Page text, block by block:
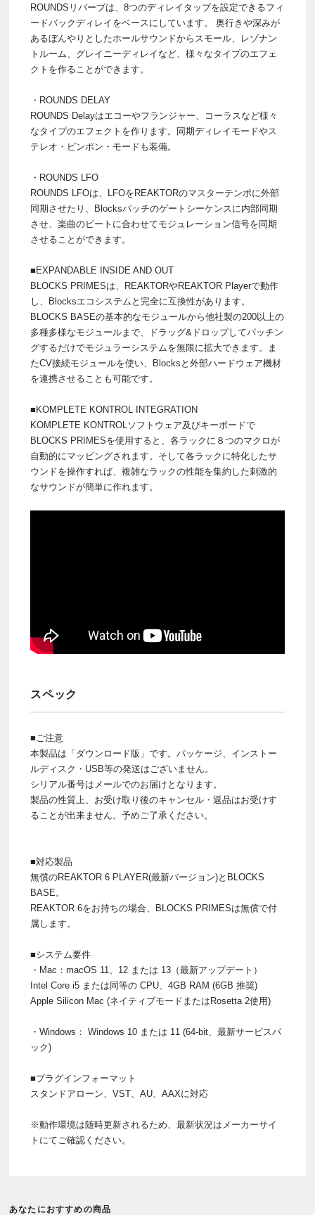
ROUNDSリバーブは、8つのディレイタップを設定できるフィ
ードバックディレイをベースにしています。 奥行きや深みが
あるぼんやりとしたホールサウンドからスモール、レゾナン
トルーム、グレイニーディレイなど、様々なタイプのエフェ
クトを作ることができます。
・ROUNDS DELAY
ROUNDS Delayはエコーやフランジャー、コーラスなど様々
なタイプのエフェクトを作ります。同期ディレイモードやス
テレオ・ピンポン・モードも装備。
・ROUNDS LFO
ROUNDS LFOは、LFOをREAKTORのマスターテンポに外部
同期させたり、Blocksパッチのゲートシーケンスに内部同期
させ、楽曲のビートに合わせてモジュレーション信号を同期
させることができます。
■EXPANDABLE INSIDE AND OUT
BLOCKS PRIMESは、REAKTORやREAKTOR Playerで動作
し、Blocksエコシステムと完全に互換性があります。
BLOCKS BASEの基本的なモジュールから他社製の200以上の
多種多様なモジュールまで、ドラッグ&ドロップしてパッチン
グするだけでモジュラーシステムを無限に拡大できます。ま
たCV接続モジュールを使い、Blocksと外部ハードウェア機材
を連携させることも可能です。
■KOMPLETE KONTROL INTEGRATION
KOMPLETE KONTROLソフトウェア及びキーボードで
BLOCKS PRIMESを使用すると、各ラックに８つのマクロが
自動的にマッピングされます。そして各ラックに特化したサ
ウンドを操作すれば、複雑なラックの性能を集約した刺激的
なサウンドが簡単に作れます。
スペック
■ご注意
本製品は「ダウンロード版」です。パッケージ、インストー
ルディスク・USB等の発送はございません。
シリアル番号はメールでのお届けとなります。
製品の性質上、お受け取り後のキャンセル・返品はお受けす
ることが出来ません。予めご了承ください。
■対応製品
無償のREAKTOR 6 PLAYER(最新バージョン)とBLOCKS
BASE。
REAKTOR 6をお持ちの場合、BLOCKS PRIMESは無償で付
属します。
■システム要件
・Mac：macOS 11、12 または 13（最新アップデート）
Intel Core i5 または同等の CPU、4GB RAM (6GB 推奨)
Apple Silicon Mac (ネイティブモードまたはRosetta 2使用)
・Windows： Windows 10 または 11 (64-bit、最新サービスパ
ック)
■プラグインフォーマット
スタンドアローン、VST、AU、AAXに対応
※動作環境は随時更新されるため、最新状況はメーカーサイ
トにてご確認ください。
あなたにおすすめの商品